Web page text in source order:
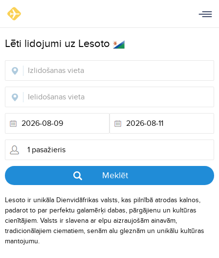
Lēti lidojumi uz Lesoto
Meklēt
Lesoto ir unikāla Dienvidāfrikas valsts, kas pilnībā atrodas kalnos,
padarot to par perfektu galamērķi dabas, pārgājienu un kultūras
cienītājiem. Valsts ir slavena ar elpu aizraujošām ainavām,
tradicionālajiem ciematiem, senām alu gleznām un unikālu kultūras
mantojumu.